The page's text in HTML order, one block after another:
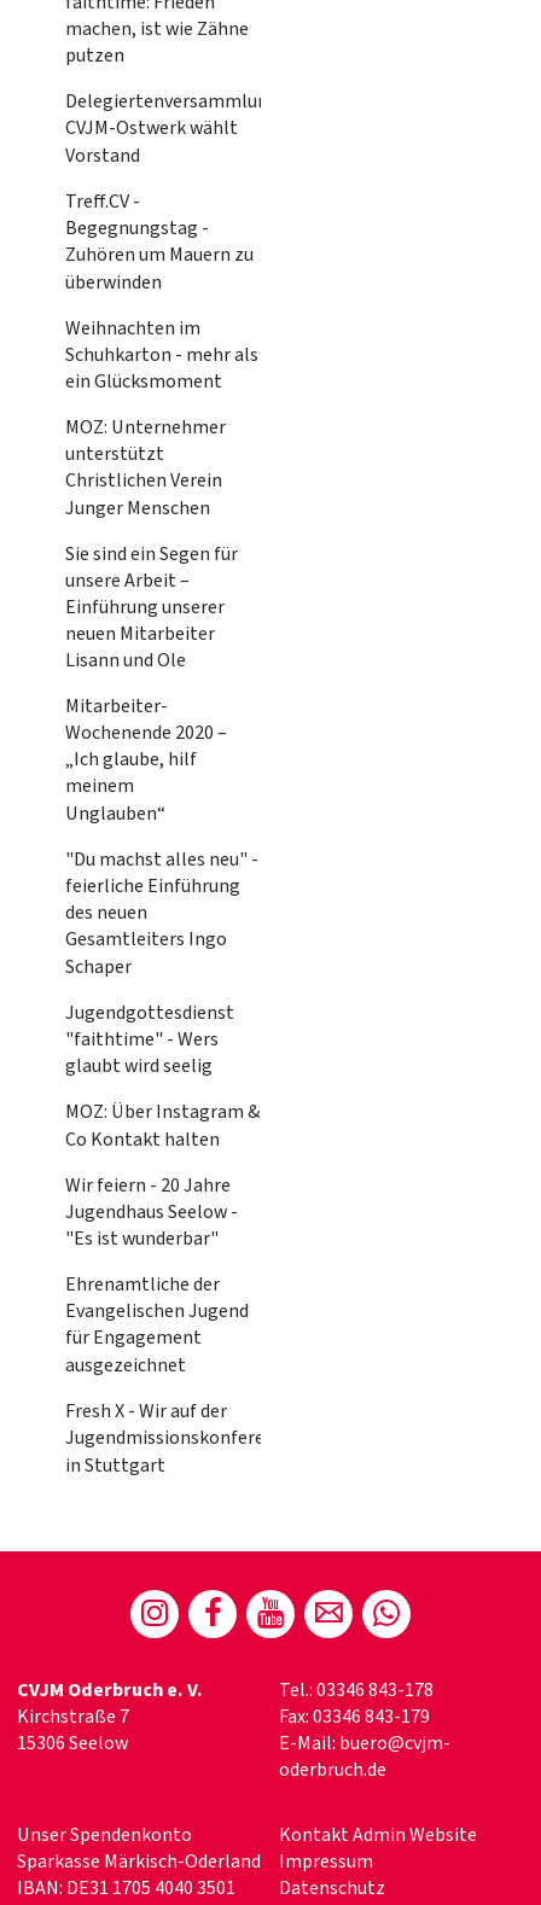
machen, ist wie Zähne
putzen
Delegiertenversammlung
CVJM-Ostwerk wählt
Vorstand
Treff.CV -
Begegnungstag -
Zuhören um Mauern zu
überwinden
Weihnachten im
Schuhkarton - mehr als
ein Glücksmoment
MOZ: Unternehmer
unterstützt
Christlichen Verein
Junger Menschen
Sie sind ein Segen für
unsere Arbeit –
Einführung unserer
neuen Mitarbeiter
Lisann und Ole
Mitarbeiter-
Wochenende 2020 –
„Ich glaube, hilf
meinem
Unglauben“
"Du machst alles neu" -
feierliche Einführung
des neuen
Gesamtleiters Ingo
Schaper
Jugendgottesdienst
"faithtime" - Wers
glaubt wird seelig
MOZ: Über Instagram &
Co Kontakt halten
Wir feiern - 20 Jahre
Jugendhaus Seelow -
"Es ist wunderbar"
Ehrenamtliche der
Evangelischen Jugend
für Engagement
ausgezeichnet
Fresh X - Wir auf der
Jugendmissionskonferenz
in Stuttgart
CVJM Oderbruch e. V.
Kirchstraße 7
15306 Seelow
Tel.: 03346 843-178
Fax: 03346 843-179
E-Mail: buero@cvjm-
oderbruch.de
Unser Spendenkonto
Sparkasse Märkisch-Oderland
IBAN: DE31 1705 4040 3501
Kontakt Admin Website
Impressum
Datenschutz